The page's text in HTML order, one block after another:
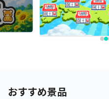
おすすめ景品